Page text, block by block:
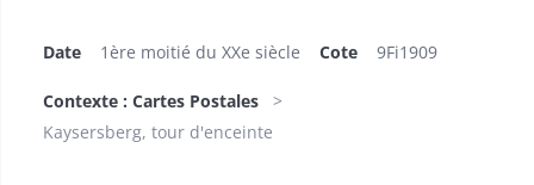
Date 1ère moitié du XXe siècle Cote 9Fi1909
Contexte : Cartes Postales
Kaysersberg, tour d'enceinte